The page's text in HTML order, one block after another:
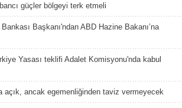
güçler bölgeyi terk etmeli
Başkanı'ndan ABD Hazine Bakanı’na
Yasası teklifi Adalet Komisyonu'nda kabul
açık, ancak egemenliğinden taviz vermeyecek